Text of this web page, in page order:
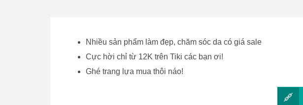
Nhiều sản phẩm làm đẹp, chăm sóc da có giá sale
Cực hời chỉ từ 12K trên Tiki các bạn ơi!
Ghé trang lựa mua thôi náo!